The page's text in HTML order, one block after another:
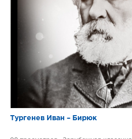
Тургенев Иван – Бирюк